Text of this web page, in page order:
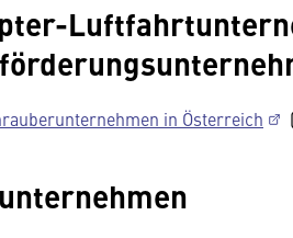
in Österreich